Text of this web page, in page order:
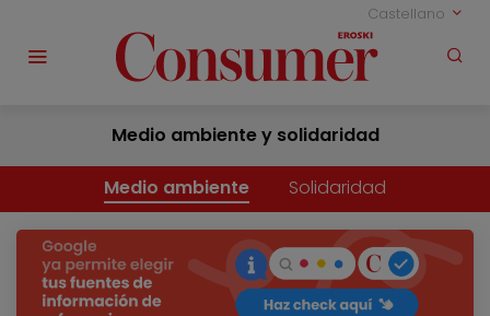
Castellano
Medio ambiente y solidaridad
Medio ambiente Solidaridad